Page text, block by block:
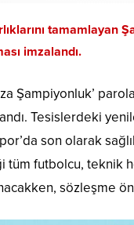
tamamlayan
imzalandı.
Şampiyonluk’
Tesislerdeki
son olarak
futbolcu, teknik
sözleşme